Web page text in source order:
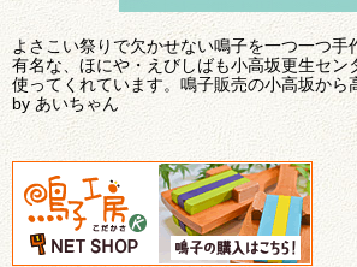
よさこい祭りで欠かせない鳴子を一つ一つ手
有名な、ほにや・えびしばも小高坂更生セン
使ってくれています。鳴子販売の小高坂から
by あいちゃん